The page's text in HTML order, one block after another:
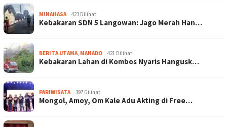
MINAHASA 423 Dilihat
Kebakaran SDN 5 Langowan: Jago Merah Han…
BERITA UTAMA, MANADO 421 Dilihat
Kebakaran Lahan di Kombos Nyaris Hangusk…
PARIWISATA 397 Dilihat
Mongol, Amoy, Om Kale Adu Akting di Free…